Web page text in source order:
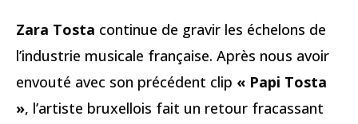
Zara Tosta continue de gravir les échelons de
l’industrie musicale française. Après nous avoir
envouté avec son précédent clip « Papi Tosta
», l’artiste bruxellois fait un retour fracassant